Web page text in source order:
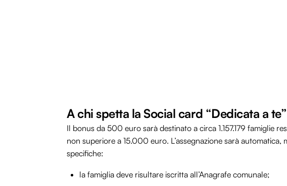
A chi spetta la Social card “Dedicata a
Il bonus da 500 euro sarà destinato a circa 1.157.179 famiglie
non superiore a 15.000 euro. L’assegnazione sarà
specifiche:
la famiglia deve risultare iscritta all’Anagrafe comunale;